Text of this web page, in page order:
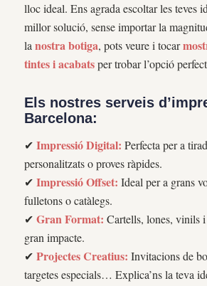
lloc ideal. Ens agrada escoltar les teves
millor solució, sense importar la
la nostra botiga, pots veure i tocar
tintes i acabatsper trobar l’opció
Els nostres serveis
Barcelona:
✔ Impressió Digital: Perfecta per a
personalitzats o proves ràpides.
✔ Impressió Offset: Ideal per a grans
fulletons o catàlegs.
✔ Gran Format: Cartells, lones, vinils
gran impacte.
✔ Projectes Creatius: Invitacions de
targetes especials… Explica’ns la teva